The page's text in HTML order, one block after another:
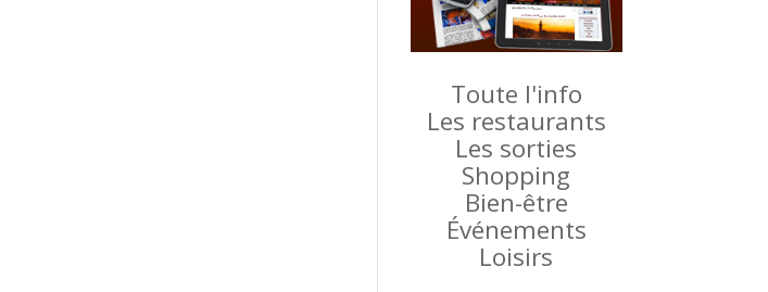
Toute l'info
Les restaurants
Les sorties
Shopping
Bien-être
Événements
Loisirs